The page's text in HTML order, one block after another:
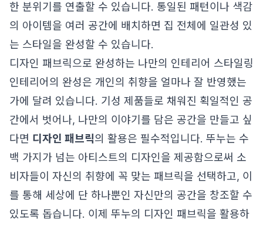
한 분위기를 연출할 수 있습니다. 통일된 패턴이나 색감
의 아이템을 여러 공간에 배치하면 집 전체에 일관성 있
는 스타일을 완성할 수 있습니다.
디자인 패브릭으로 완성하는 나만의 인테리어 스타일링
인테리어의 완성은 개인의 취향을 얼마나 잘 반영했는
가에 달려 있습니다. 기성 제품들로 채워진 획일적인 공
간에서 벗어나, 나만의 이야기를 담은 공간을 만들고 싶
다면 디자인 패브릭의 활용은 필수적입니다. 뚜누는 수
백 가지가 넘는 아티스트의 디자인을 제공함으로써 소
비자들이 자신의 취향에 꼭 맞는 패브릭을 선택하고, 이
를 통해 세상에 단 하나뿐인 자신만의 공간을 창조할 수
있도록 돕습니다. 이제 뚜누의 디자인 패브릭을 활용하